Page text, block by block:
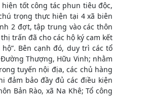
tốt công tác phun tiêu độc,
trọng thực hiện tại 4 xã biên
2 đợt, tập trung vào các thôn
trấn đã cho các hộ ký cam kết
Bên cạnh đó, duy trì các tổ
Thượng, Hữu Vinh; nhằm
tuyến nội địa, các chủ hàng
đảm bảo đầy đủ các điều kiện
Bản Rào, xã Na Khê; Tổ công